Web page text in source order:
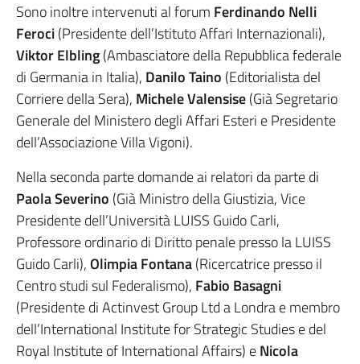
Sono inoltre intervenuti al forum Ferdinando Nelli
Feroci(Presidente dell’Istituto Affari Internazionali),
Viktor Elbling(Ambasciatore della Repubblica federale
di Germania in Italia), Danilo Taino (Editorialista del
Corriere della Sera), Michele Valensise(Già Segretario
Generale del Ministero degli Affari Esteri e Presidente
dell’Associazione Villa Vigoni).
Nella seconda parte domande ai relatori da parte di
Paola Severino (Già Ministro della Giustizia, Vice
Presidente dell’Università LUISS Guido Carli,
Professore ordinario di Diritto penale presso la LUISS
Guido Carli),Olimpia Fontana(Ricercatrice presso il
Centro studi sul Federalismo), Fabio Basagni
(Presidente di Actinvest Group Ltd a Londra e membro
dell’International Institute for Strategic Studies e del
Royal Institute of International Affairs) eNicola